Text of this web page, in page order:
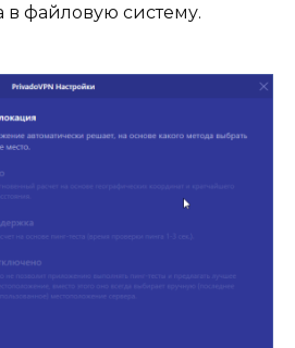
в файловую систему.